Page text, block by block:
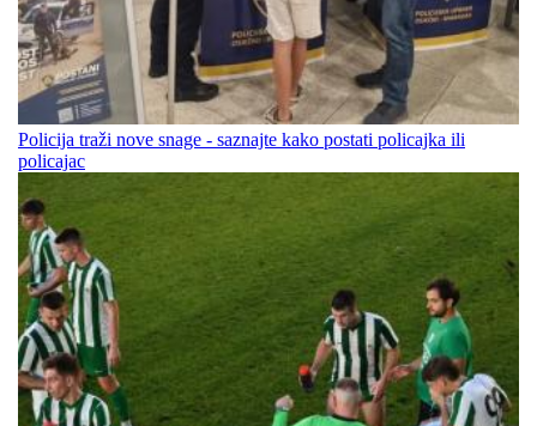
Policija traži nove snage - saznajte kako postati policajka ili
policajac